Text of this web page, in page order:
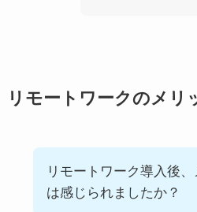
リモートワークのメリ
リモートワーク導入後、
は感じられましたか？